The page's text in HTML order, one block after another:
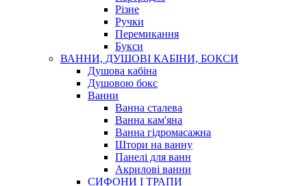
Різне
Ручки
Перемикання
Букси
ВАННИ, ДУШОВІ КАБІНИ, БОКСИ
Душова кабіна
Душовою бокс
Ванни
Ванна сталева
Ванна кам'яна
Ванна гідромасажна
Штори на ванну
Панелі для ванн
Акрилові ванни
СИФОНИ І ТРАПИ